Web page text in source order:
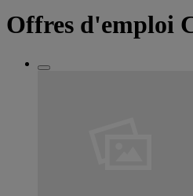
Offres d'emploi